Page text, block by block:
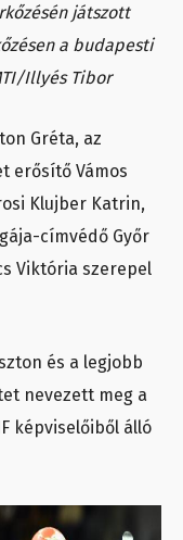
játszott
a budapesti
Illyés Tibor
Gréta, az
erősítő Vámos
Klujber Katrin,
címvédő Győr
Viktória szerepel
és a legjobb
nevezett meg a
képviselőiből álló